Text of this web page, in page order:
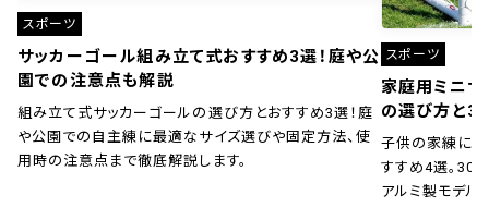
スポーツ
サッカーゴール組み立て式おすすめ3選！庭や公
園での注意点も解説
組み立て式サッカーゴールの選び方とおすすめ3選！庭
や公園での自主練に最適なサイズ選びや固定方法、使
用時の注意点まで徹底解説します。
スポーツ
家庭用ミニサ
の選び方と
子供の家練に！
すすめ4選。30
アルミ製モデル